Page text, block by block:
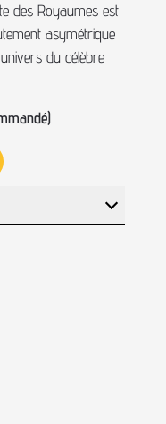
des Royaumes est
asymétrique
du célèbre